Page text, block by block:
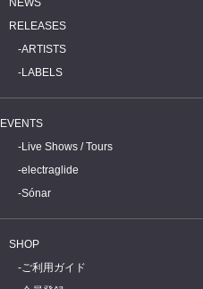
NEWS
RELEASES
ARTISTS
LABELS
EVENTS
Live Shows / Tours
electraglide
Sónar
SHOP
ご利用ガイド